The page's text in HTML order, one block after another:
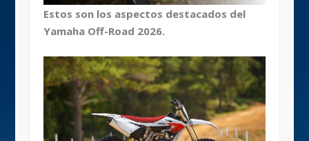
Estos son los aspectos destacados del
Yamaha Off-Road 2026.